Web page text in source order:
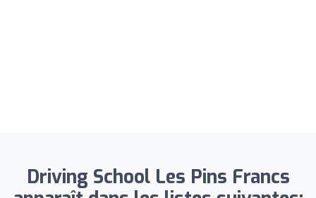
Driving School Les Pins Francs